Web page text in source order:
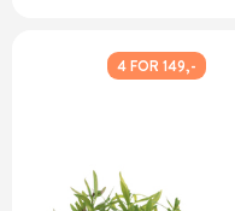
4 FOR 149,-